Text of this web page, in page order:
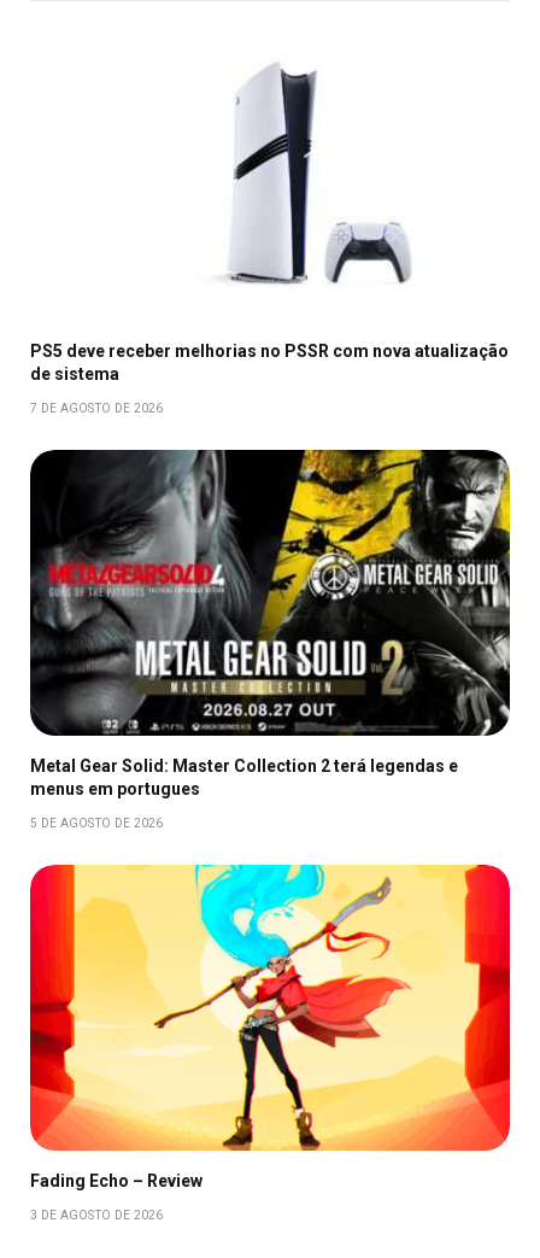
PS5 deve receber melhorias no PSSR com nova atualização
de sistema
7 DE AGOSTO DE 2026
Metal Gear Solid: Master Collection 2 terá legendas e
menus em portugues
5 DE AGOSTO DE 2026
Fading Echo – Review
3 DE AGOSTO DE 2026